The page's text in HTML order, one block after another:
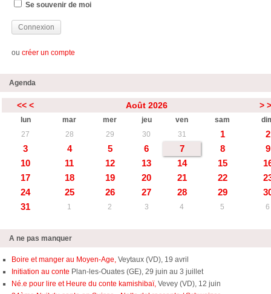
Se souvenir de moi
ou créer un compte
Agenda
<< < Août 2026 >
lun mar mer jeu ven sam
27
28 29 30 31 1
2
3
4 5 6 7 8
9
10
11 12 13 14 15
17
18 19 20 21 22
24
25 26 27 28 29
31
1 2 3 4 5 6
A ne pas manquer
Boire et manger au Moyen-Age, Veytaux (VD), 19 avril
Initiation au conte Plan-les-Ouates (GE), 29 juin au 3 juillet
Né.e pour lire et Heure du conte kamishibaï, Vevey (VD), 12 juin